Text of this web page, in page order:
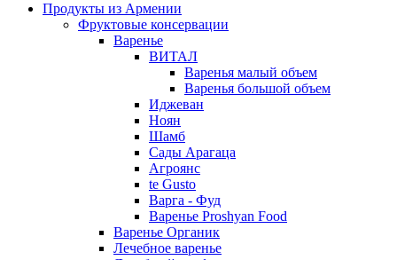
Продукты из Армении
Фруктовые консервации
Варенье
ВИТАЛ
Варенья малый объем
Варенья большой объем
Иджеван
Ноян
Шамб
Сады Арагаца
Агроянс
te Gusto
Варга - Фуд
Варенье Proshyan Food
Варенье Органик
Лечебное варенье